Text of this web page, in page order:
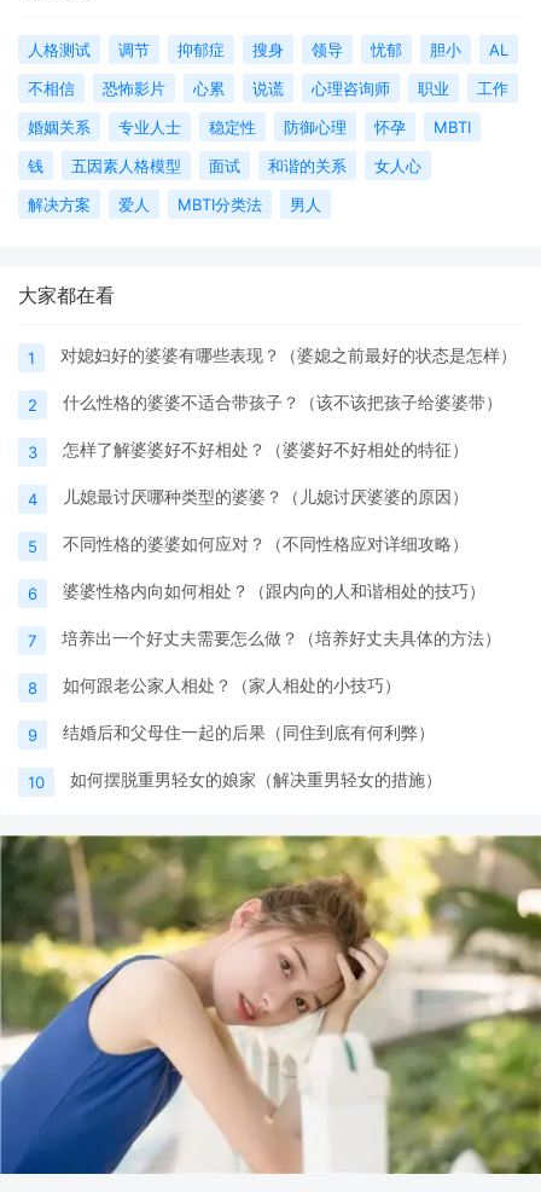
人格测试 调节 抑郁症 搜身 领导 忧郁 胆小
AL
不相信
恐怖影片 心累 说谎 心理咨询师 职业
工作
婚姻关系
专业人士 稳定性 防御心理 怀孕
MBTI
钱
五因素人格模型 面试 和谐的关系
女人心
解决方案
爱人 MBTI分类法 男人
大家都在看
1 对媳妇好的婆婆有哪些表现？（婆媳之前最好的状态是怎样）
2 什么性格的婆婆不适合带孩子？（该不该把孩子给婆婆带）
3 怎样了解婆婆好不好相处？（婆婆好不好相处的特征）
4 儿媳最讨厌哪种类型的婆婆？（儿媳讨厌婆婆的原因）
5 不同性格的婆婆如何应对？（不同性格应对详细攻略）
6 婆婆性格内向如何相处？（跟内向的人和谐相处的技巧）
7 培养出一个好丈夫需要怎么做？（培养好丈夫具体的方法）
8 如何跟老公家人相处？（家人相处的小技巧）
9 结婚后和父母住一起的后果（同住到底有何利弊）
10 如何摆脱重男轻女的娘家（解决重男轻女的措施）